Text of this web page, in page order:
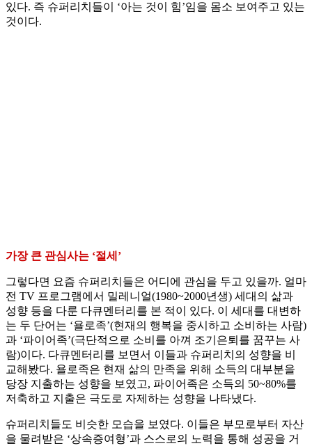
있다. 즉 슈퍼리치들이 ‘아는 것이 힘’임을 몸소 보여주고 있는
것이다.
가장 큰 관심사는 ‘절세’
그렇다면 요즘 슈퍼리치들은 어디에 관심을 두고 있을까. 얼마
전 TV 프로그램에서 밀레니얼(1980~2000년생) 세대의 삶과
성향 등을 다룬 다큐멘터리를 본 적이 있다. 이 세대를 대변하
는 두 단어는 ‘욜로족’(현재의 행복을 중시하고 소비하는 사람)
과 ‘파이어족’(극단적으로 소비를 아껴 조기은퇴를 꿈꾸는 사
람)이다. 다큐멘터리를 보면서 이들과 슈퍼리치의 성향을 비
교해봤다. 욜로족은 현재 삶의 만족을 위해 소득의 대부분을
당장 지출하는 성향을 보였고, 파이어족은 소득의 50~80%를
저축하고 지출은 극도로 자제하는 성향을 나타냈다.
슈퍼리치들도 비슷한 모습을 보였다. 이들은 부모로부터 자산
을 물려받은 ‘상속증여형’과 스스로의 노력을 통해 성공을 거